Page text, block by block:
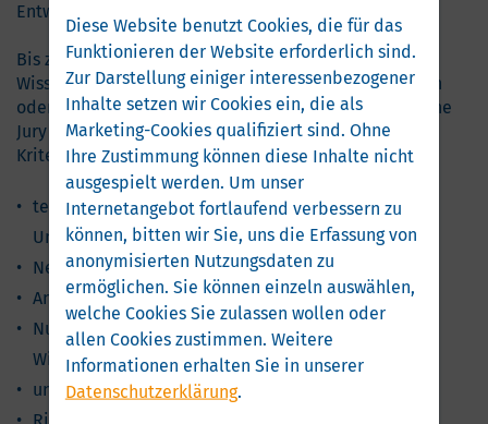
Entwicklungsaktivitäten im Land anregen.
Bis zum 1. April können sich Unternehmen und
Wissenschaftler mit innovativen Produkten, Verfahren
oder technologischen Dienstleistungen bewerben. Eine
Jury bewertet die Einreichungen nach den folgenden
Kriterien:
technische bzw. wirtschaftliche Vorteile und
Umsetzbarkeit
Neuheitsgrad, Aktualität
Anwendungsbreite
Nutzung des Technologietransfers zwischen
Wissenschaft und Wirtschaft
unternehmerische Leistung
Diese Website benutzt Cookies, die für das
Funktionieren der Website erforderlich sind.
Zur Darstellung einiger interessenbezogener
Inhalte setzen wir Cookies ein, die als
Marketing-Cookies qualifiziert sind. Ohne
Ihre Zustimmung können diese Inhalte nicht
ausgespielt werden. Um unser
Internetangebot fortlaufend verbessern zu
können, bitten wir Sie, uns die Erfassung von
anonymisierten Nutzungsdaten zu
ermöglichen. Sie können einzeln auswählen,
welche Cookies Sie zulassen wollen oder
allen Cookies zustimmen. Weitere
Informationen erhalten Sie in unserer
Datenschutzerklärung.